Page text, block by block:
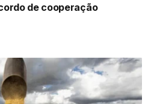
de cooperação